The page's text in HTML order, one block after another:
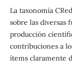
La taxonomía
sobre las diversas
producción
contribuciones a
ítems claramente